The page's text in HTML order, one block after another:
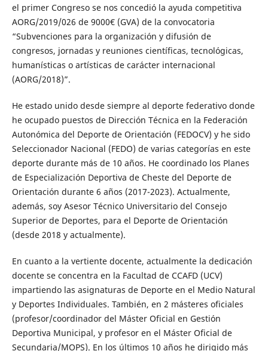
el primer Congreso se nos concedió la ayuda competitiva
AORG/2019/026 de 9000€ (GVA) de la convocatoria
“Subvenciones para la organización y difusión de
congresos, jornadas y reuniones científicas, tecnológicas,
humanísticas o artísticas de carácter internacional
(AORG/2018)”.
He estado unido desde siempre al deporte federativo donde
he ocupado puestos de Dirección Técnica en la Federación
Autonómica del Deporte de Orientación (FEDOCV) y he sido
Seleccionador Nacional (FEDO) de varias categorías en este
deporte durante más de 10 años. He coordinado los Planes
de Especialización Deportiva de Cheste del Deporte de
Orientación durante 6 años (2017-2023). Actualmente,
además, soy Asesor Técnico Universitario del Consejo
Superior de Deportes, para el Deporte de Orientación
(desde 2018 y actualmente).
En cuanto a la vertiente docente, actualmente la dedicación
docente se concentra en la Facultad de CCAFD (UCV)
impartiendo las asignaturas de Deporte en el Medio Natural
y Deportes Individuales. También, en 2 másteres oficiales
(profesor/coordinador del Máster Oficial en Gestión
Deportiva Municipal, y profesor en el Máster Oficial de
Secundaria/MOPS). En los últimos 10 años he dirigido más